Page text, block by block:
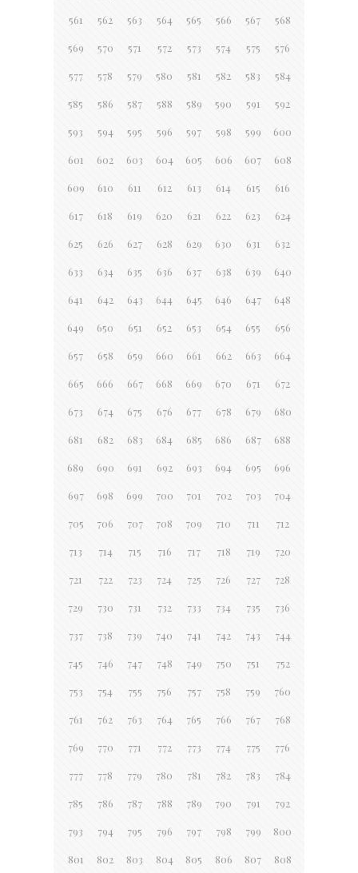
561 562 563 564 565 566 567 568
569 570 571 572 573 574 575 576
577 578 579 580 581 582 583 584
585 586 587 588 589 590 591 592
593 594 595 596 597 598 599 600
601 602 603 604 605 606 607 608
609 610 611 612 613 614 615 616
617 618 619 620 621 622 623 624
625 626 627 628 629 630 631 632
633 634 635 636 637 638 639 640
641 642 643 644 645 646 647 648
649 650 651 652 653 654 655 656
657 658 659 660 661 662 663 664
665 666 667 668 669 670 671 672
673 674 675 676 677 678 679 680
681 682 683 684 685 686 687 688
689 690 691 692 693 694 695 696
697 698 699 700 701 702 703 704
705 706 707 708 709 710 711 712
713 714 715 716 717 718 719 720
721 722 723 724 725 726 727 728
729 730 731 732 733 734 735 736
737 738 739 740 741 742 743 744
745 746 747 748 749 750 751 752
753 754 755 756 757 758 759 760
761 762 763 764 765 766 767 768
769 770 771 772 773 774 775 776
777 778 779 780 781 782 783 784
785 786 787 788 789 790 791 792
793 794 795 796 797 798 799 800
801 802 803 804 805 806 807 808